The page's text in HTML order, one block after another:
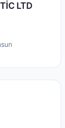
LTD